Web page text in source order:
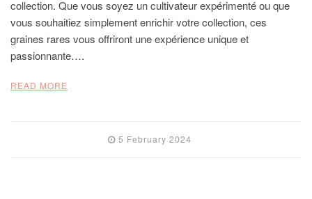
collection. Que vous soyez un cultivateur expérimenté ou que
vous souhaitiez simplement enrichir votre collection, ces
graines rares vous offriront une expérience unique et
passionnante….
READ MORE
5 February 2024